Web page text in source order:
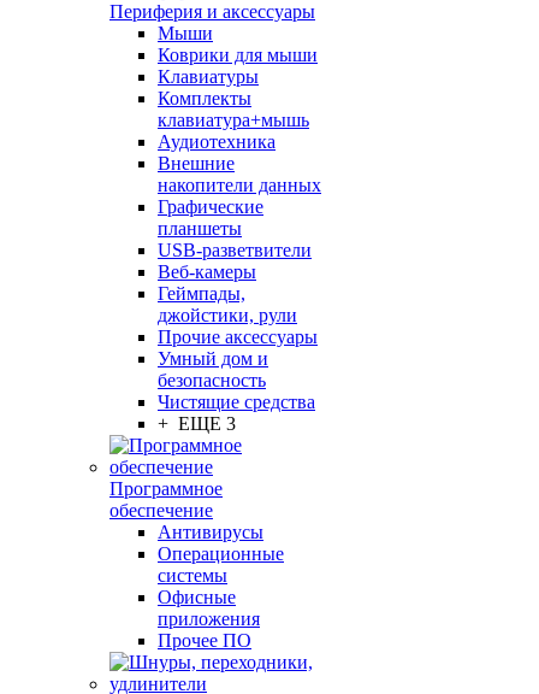
Периферия и аксессуары
Мыши
Коврики для мыши
Клавиатуры
Комплекты
клавиатура+мышь
Аудиотехника
Внешние
накопители данных
Графические
планшеты
USB-разветвители
Веб-камеры
Геймпады,
джойстики, рули
Прочие аксессуары
Умный дом и
безопасность
Чистящие средства
+ ЕЩЕ 3
Программное
обеспечение
Антивирусы
Операционные
системы
Офисные
приложения
Прочее ПО